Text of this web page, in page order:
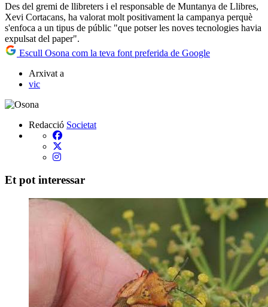
Des del gremi de llibreters i el responsable de Muntanya de Llibres,
Xevi Cortacans, ha valorat molt positivament la campanya perquè
s'enfoca a un tipus de públic "que potser les noves tecnologies havia
expulsat del paper".
Escull Osona com la teva font preferida de Google
Arxivat a
vic
Redacció Societat
Et pot interessar